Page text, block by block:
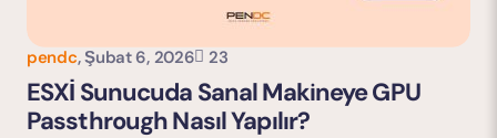
pendc, Şubat 6, 2026 23
ESXİ Sunucuda Sanal Makineye GPU
Passthrough Nasıl Yapılır?